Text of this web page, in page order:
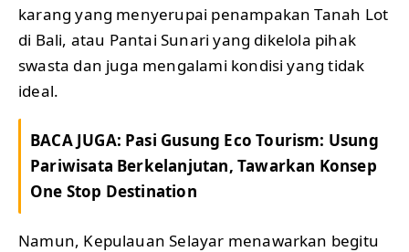
karang yang menyerupai penampakan Tanah Lot
di Bali, atau Pantai Sunari yang dikelola pihak
swasta dan juga mengalami kondisi yang tidak
ideal.
BACA JUGA: Pasi Gusung Eco Tourism: Usung
Pariwisata Berkelanjutan, Tawarkan Konsep
One Stop Destination
Namun, Kepulauan Selayar menawarkan begitu